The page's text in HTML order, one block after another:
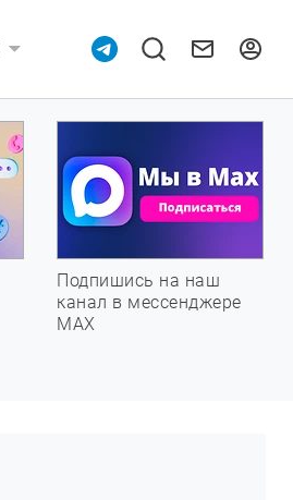
Подпишись на наш
канал в мессенджере
МАХ